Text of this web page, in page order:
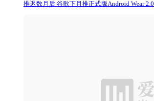
推迟数月后 谷歌下月推正式版Android Wear 2.0